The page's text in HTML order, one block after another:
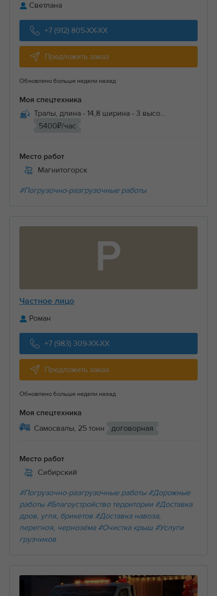
Светлана
+7 (912) 805-XX-XX
Предложить заказ
Обновлено больше недели назад
Моя спецтехника
Тралы, длина - 14,8 ширина - 3 высо...
5400₽/час
Место работ
Магнитогорск
#Погрузочно-разгрузочные работы
Р
Частное лицо
Роман
+7 (983) 309-XX-XX
Предложить заказ
Обновлено больше недели назад
Моя спецтехника
Самосвалы, 25 тонн договорная
Место работ
Сибирский
#Погрузочно-разгрузочные работы #Дорожные
работы #Благоустройство территории #Доставка
дров, угля, брикетов #Доставка навоза,
перегноя, чернозёма #Очистка крыш #Услуги
грузчиков